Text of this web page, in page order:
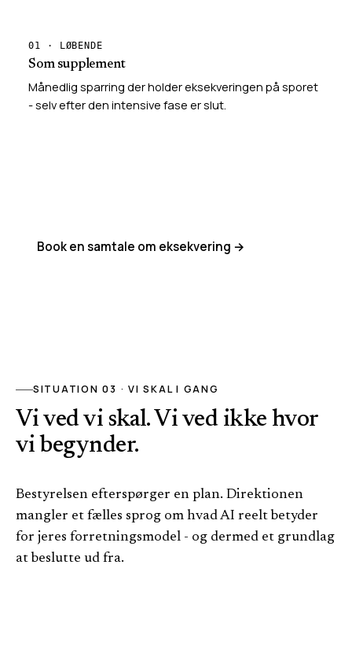
01 · LØBENDE
Som supplement
Månedlig sparring der holder eksekveringen på sporet
- selv efter den intensive fase er slut.
Book en samtale om eksekvering →
SITUATION 03 · VI SKAL I GANG
Vi ved vi skal. Vi ved ikke hvor
vi begynder.
Bestyrelsen efterspørger en plan. Direktionen
mangler et fælles sprog om hvad AI reelt betyder
for jeres forretningsmodel - og dermed et grundlag
at beslutte ud fra.